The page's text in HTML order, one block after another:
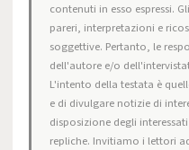
contenuti in esso espressi.
pareri, interpretazioni e
soggettive. Pertanto, le
dell'autore e/o
L'intento della testata è
e di divulgare notizie di
disposizione degli
repliche. Invitiamo i lettori